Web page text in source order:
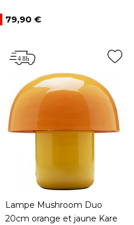
Prix
79,90 €
Lampe Mushroom Duo
20cm orange et jaune Kare